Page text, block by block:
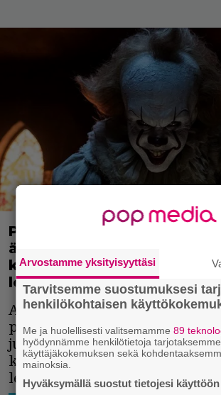
Pikkutyttö jutteli vessan
äiti pelästyi melkein
kohtaus kuin Stephen
leffasta
Arizonalaisäiti oli päästää
punttiinsa, kun hän löysi
juttelemasta vessan
kohtaushan oli juuri
leffassa.
Arvostamme yksityisyyttäsi
Tarvitsemme suostumuksesi
henkilökohtaisen
Me ja huolellisesti valitsemamme89
hyödynnämme henkilötietoja
käyttäjäkokemuksen sekä
mainoksia.
Hyväksymällä suostut tietojesi